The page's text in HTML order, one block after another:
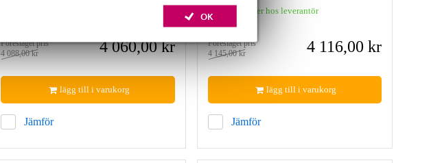
OK
Föreslaget pris
4 088,00 kr
4 060,00 kr
Jämför
lägg till i varukorg
Finns i lager hos leverantör
Föreslaget pris
4 145,00 kr
4 116,00 kr
Jämför
lägg till i varukorg